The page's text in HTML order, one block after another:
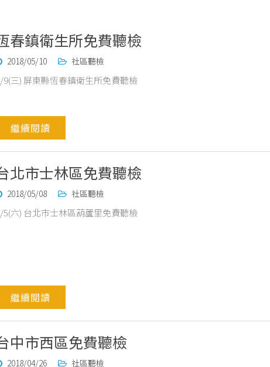
春鎮衛生所免費聽檢
2018/05/10 社區聽檢
9(三) 屏東縣恆春鎮衛生所免費聽檢
繼續閱讀
北市士林區免費聽檢
2018/05/08 社區聽檢
5(六) 台北市士林區葫蘆里免費聽檢
繼續閱讀
中市西區免費聽檢
2018/04/26 社區聽檢